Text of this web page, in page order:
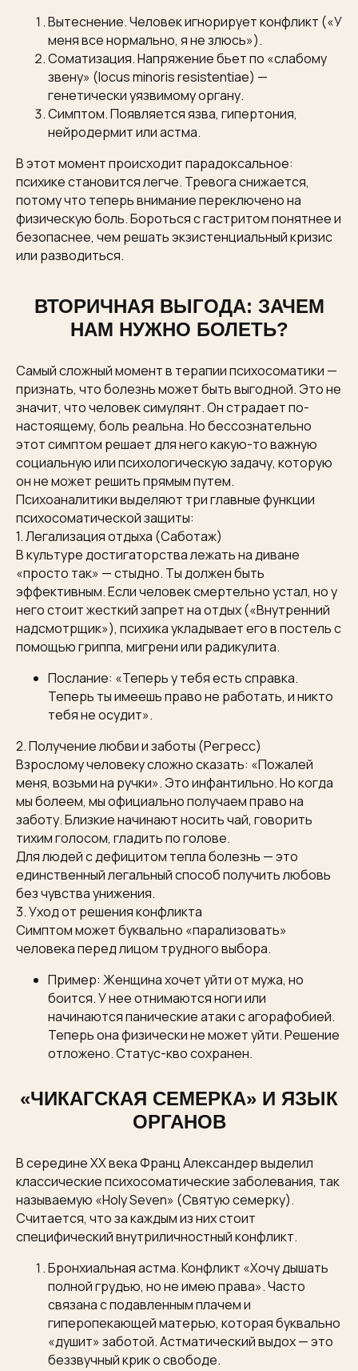
Вытеснение. Человек игнорирует конфликт («У
меня все нормально, я не злюсь»).
Соматизация. Напряжение бьет по «слабому
звену» (locus minoris resistentiae) —
генетически уязвимому органу.
Симптом. Появляется язва, гипертония,
нейродермит или астма.
В этот момент происходит парадоксальное:
психике становится легче. Тревога снижается,
потому что теперь внимание переключено на
физическую боль. Бороться с гастритом понятнее и
безопаснее, чем решать экзистенциальный кризис
или разводиться.
ВТОРИЧНАЯ ВЫГОДА: ЗАЧЕМ
НАМ НУЖНО БОЛЕТЬ?
Самый сложный момент в терапии психосоматики —
признать, что болезнь может быть выгодной. Это не
значит, что человек симулянт. Он страдает по-
настоящему, боль реальна. Но бессознательно
этот симптом решает для него какую-то важную
социальную или психологическую задачу, которую
он не может решить прямым путем.
Психоаналитики выделяют три главные функции
психосоматической защиты:
1. Легализация отдыха (Саботаж)
В культуре достигаторства лежать на диване
«просто так» — стыдно. Ты должен быть
эффективным. Если человек смертельно устал, но у
него стоит жесткий запрет на отдых («Внутренний
надсмотрщик»), психика укладывает его в постель с
помощью гриппа, мигрени или радикулита.
Послание: «Теперь у тебя есть справка.
Теперь ты имеешь право не работать, и никто
тебя не осудит».
2. Получение любви и заботы (Регресс)
Взрослому человеку сложно сказать: «Пожалей
меня, возьми на ручки». Это инфантильно. Но когда
мы болеем, мы официально получаем право на
заботу. Близкие начинают носить чай, говорить
тихим голосом, гладить по голове.
Для людей с дефицитом тепла болезнь — это
единственный легальный способ получить любовь
без чувства унижения.
3. Уход от решения конфликта
Симптом может буквально «парализовать»
человека перед лицом трудного выбора.
Пример: Женщина хочет уйти от мужа, но
боится. У нее отнимаются ноги или
начинаются панические атаки с агорафобией.
Теперь она физически не может уйти. Решение
отложено. Статус-кво сохранен.
«ЧИКАГСКАЯ СЕМЕРКА» И ЯЗЫК
ОРГАНОВ
В середине XX века Франц Александер выделил
классические психосоматические заболевания, так
называемую «Holy Seven» (Святую семерку).
Считается, что за каждым из них стоит
специфический внутриличностный конфликт.
Бронхиальная астма. Конфликт «Хочу дышать
полной грудью, но не имею права». Часто
связана с подавленным плачем и
гиперопекающей матерью, которая буквально
«душит» заботой. Астматический выдох — это
беззвучный крик о свободе.